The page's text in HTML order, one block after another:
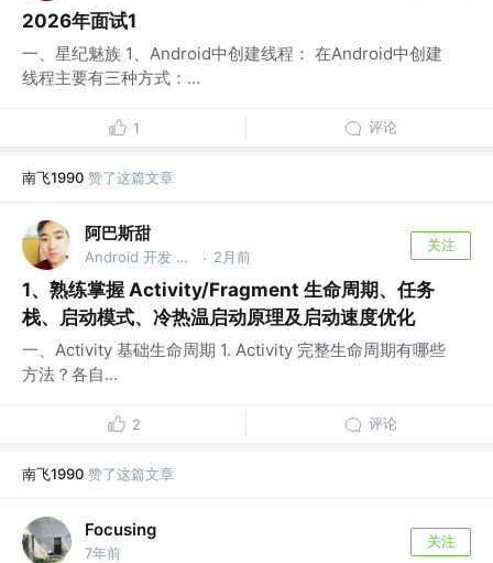
2026年面试1
一、星纪魅族 1、Android中创建线程： 在Android中创建
线程主要有三种方式：...
1 评论
南飞1990 赞了这篇文章
阿巴斯甜
Android 开发 @小淘淘 · 2月前
关注
1、熟练掌握 Activity/Fragment 生命周期、任务
栈、启动模式、冷热温启动原理及启动速度优化
一、Activity 基础生命周期 1. Activity 完整生命周期有哪些
方法？各自...
2 评论
南飞1990 赞了这篇文章
Focusing
7年前
关注